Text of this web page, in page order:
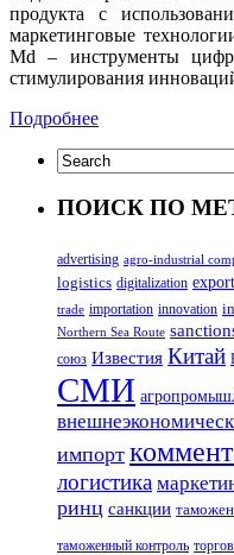
продукта с
маркетинговые
Md – инструменты
стимулирования
Подробнее
ПОИСК ПО
advertising agro-industrial
logistics digitalization export
trade importation innovation
Northern Sea Route
союз Известия Китай
СМИ
импорт
логистика
ринц санкции
таможенный контроль